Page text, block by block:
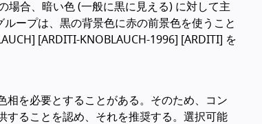
場合、暗い色 (一般に黒に見える) に対して主
ープは、黒の背景色に赤の前景色を使うこと
[ARDITI-KNOBLAUCH-1996] [ARDITI] を
相を必要とすることがある。そのため、コン
することを認め、それを推奨する。選択可能